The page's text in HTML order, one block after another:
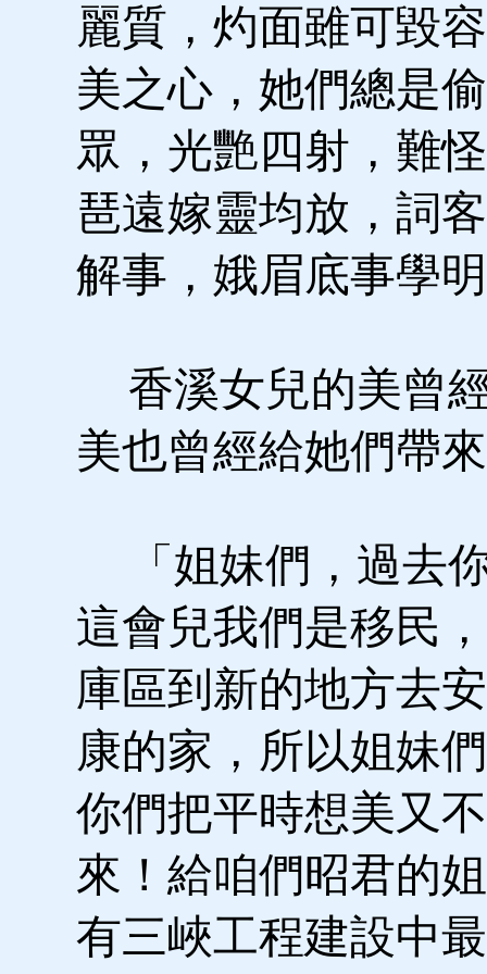
麗質，灼面雖可毀
美之心，她們總是
眾，光艷四射，難
琶遠嫁靈均放，詞
解事，娥眉底事學
香溪女兒的美曾
美也曾經給她們帶
「姐妹們，過去
這會兒我們是移民
庫區到新的地方去
康的家，所以姐妹
你們把平時想美又
來！給咱們昭君的
有三峽工程建設中